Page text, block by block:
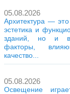
05.08.2026
Архитектура —
эстетика и
зданий, но и
факторы,
качество...
05.08.2026
Освещение